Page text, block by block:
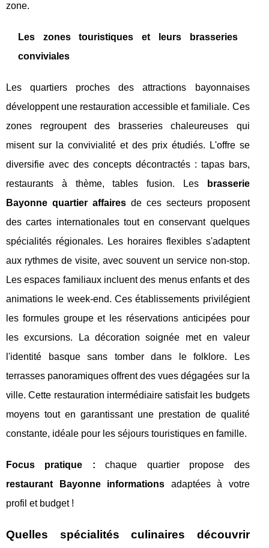
zone.
Les zones touristiques et leurs brasseries
conviviales
Les quartiers proches des attractions bayonnaises
développent une restauration accessible et familiale. Ces
zones regroupent des brasseries chaleureuses qui
misent sur la convivialité et des prix étudiés. L'offre se
diversifie avec des concepts décontractés : tapas bars,
restaurants à thème, tables fusion. Les
brasserie
Bayonne quartier affairesde ces secteurs proposent
des cartes internationales tout en conservant quelques
spécialités régionales. Les horaires flexibles s'adaptent
aux rythmes de visite, avec souvent un service non-stop.
Les espaces familiaux incluent des menus enfants et des
animations le week-end. Ces établissements privilégient
les formules groupe et les réservations anticipées pour
les excursions. La décoration soignée met en valeur
l'identité basque sans tomber dans le folklore. Les
terrasses panoramiques offrent des vues dégagées sur la
ville. Cette restauration intermédiaire satisfait les budgets
moyens tout en garantissant une prestation de qualité
constante, idéale pour les séjours touristiques en famille.
Focus pratique : chaque quartier propose des
restaurant Bayonne informations adaptées à votre
profil et budget !
Quelles spécialités culinaires découvrir